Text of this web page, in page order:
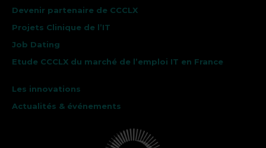
Devenir partenaire de CCCLX
Projets Clinique de l’IT
Job Dating
Etude CCCLX du marché de l’emploi IT en France
Les innovations
Actualités & événements